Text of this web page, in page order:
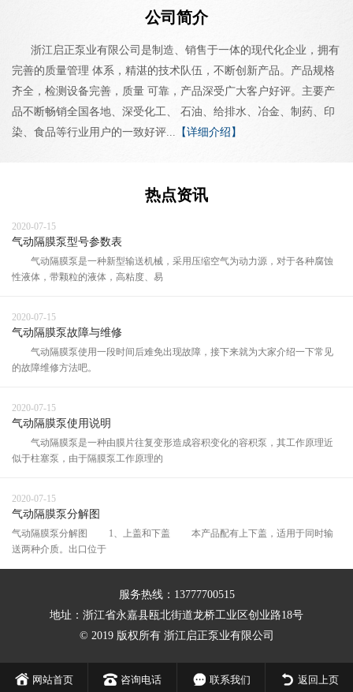
公司简介
浙江启正泵业有限公司是制造、销售于一体的现代化企业，拥有
完善的质量管理 体系，精湛的技术队伍，不断创新产品。产品规格
齐全，检测设备完善，质量 可靠，产品深受广大客户好评。主要产
品不断畅销全国各地、深受化工、 石油、给排水、冶金、制药、印
染、食品等行业用户的一致好评... 【详细介绍】
热点资讯
2020-07-15
气动隔膜泵型号参数表
气动隔膜泵是一种新型输送机械，采用压缩空气为动力源，对于各种腐蚀
性液体，带颗粒的液体，高粘度、易
2020-07-15
气动隔膜泵故障与维修
气动隔膜泵使用一段时间后难免出现故障，接下来就为大家介绍一下常见
的故障维修方法吧。
2020-07-15
气动隔膜泵使用说明
气动隔膜泵是一种由膜片往复变形造成容积变化的容积泵，其工作原理近
似于柱塞泵，由于隔膜泵工作原理的
2020-07-15
气动隔膜泵分解图
气动隔膜泵分解图 1、上盖和下盖 本产品配有上下盖，适用于同时输
送两种介质。出口位于
服务热线：13777700515
地址：浙江省永嘉县瓯北街道龙桥工业区创业路18号
© 2019 版权所有 浙江启正泵业有限公司
网站首页 咨询电话 联系我们 返回上页